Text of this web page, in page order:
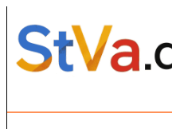
Inhalt
springen